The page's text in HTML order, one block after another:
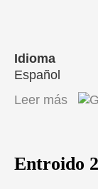
Idioma
Español
Leer más sobre
Entroido